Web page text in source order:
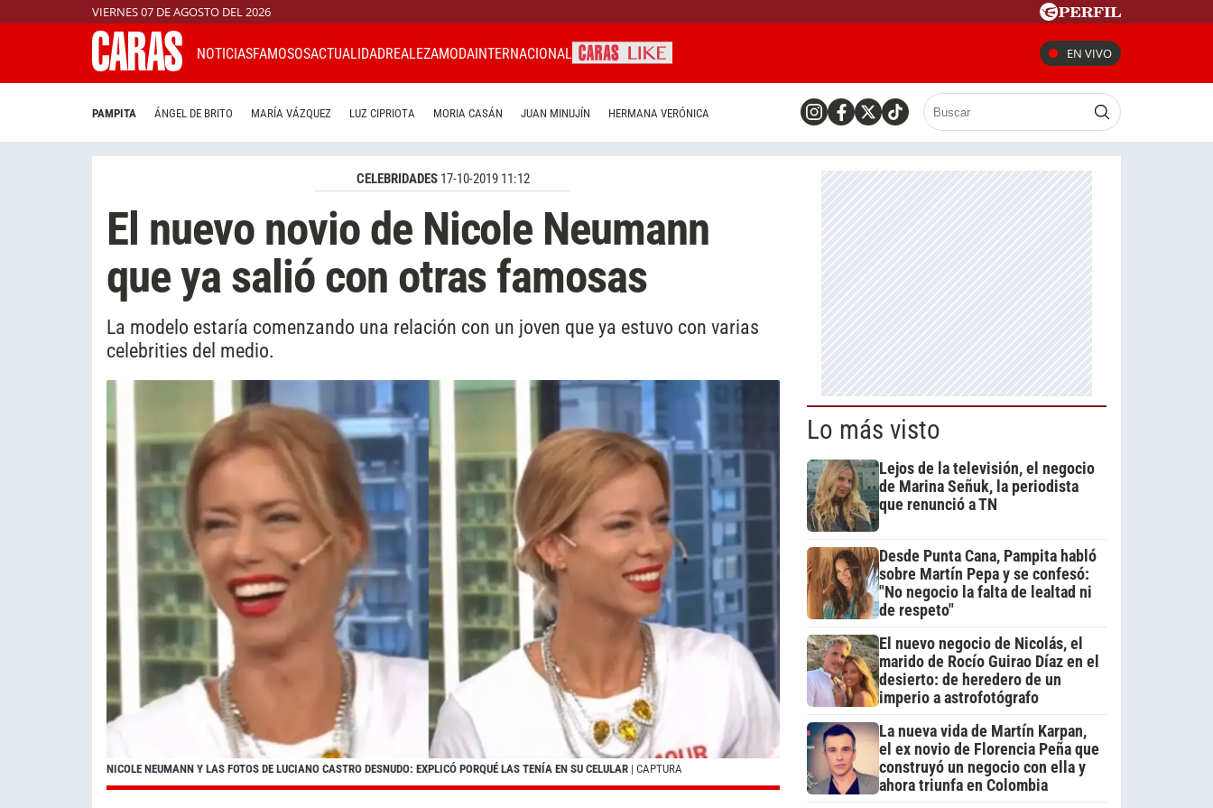
VIERNES 07 DE AGOSTO DEL 2026
NOTICIASFAMOSOSACTUALIDADREALEZAMODAINTERNACIONAL EN VIVO
PAMPITA ÁNGEL DE BRITO MARÍA VÁZQUEZ LUZ CIPRIOTA MORIA CASÁN JUAN MINUJÍN HERMANA VERÓNICA
CELEBRIDADES 17-10-2019 11:12
El nuevo novio de Nicole Neumann
que ya salió con otras famosas
La modelo estaría comenzando una relación con un joven que ya estuvo con varias
celebrities del medio.
NICOLE NEUMANN Y LAS FOTOS DE LUCIANO CASTRO DESNUDO: EXPLICÓ PORQUÉ LAS TENÍA EN SU CELULAR | CAPTURA
Lo más visto
Lejos de la televisión, el negocio
de Marina Señuk, la periodista
que renunció a TN
Desde Punta Cana, Pampita habló
sobre Martín Pepa y se confesó:
"No negocio la falta de lealtad ni
de respeto"
El nuevo negocio de Nicolás, el
marido de Rocío Guirao Díaz en el
desierto: de heredero de un
imperio a astrofotógrafo
La nueva vida de Martín Karpan,
el ex novio de Florencia Peña que
construyó un negocio con ella y
ahora triunfa en Colombia